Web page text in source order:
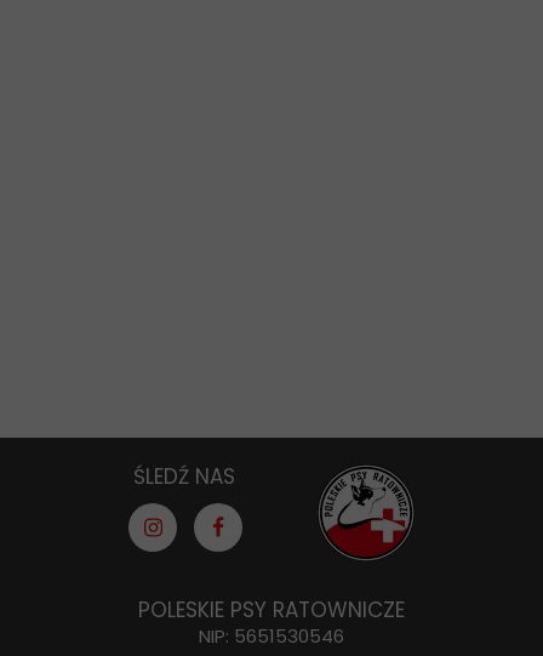
ŚLEDŹ NAS
POLESKIE PSY RATOWNICZE
NIP: 5651530546